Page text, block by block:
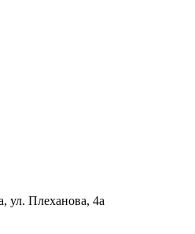
ул. Плеханова, 4а